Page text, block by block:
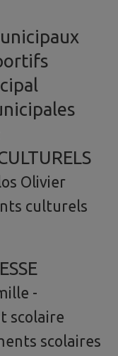
Olivier
culturels
-
scolaire
scolaires